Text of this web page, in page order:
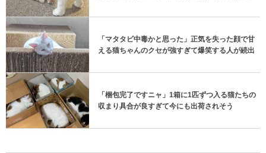
「マタタビ中毒かと思った」正気を失った顔で甘
える猫ちゃんのクセが強すぎて爆笑する人が続出
「梱包完了ですニャ」1箱に1匹ずつ入る猫たちの
収まり具合が良すぎて今にも出荷されそう